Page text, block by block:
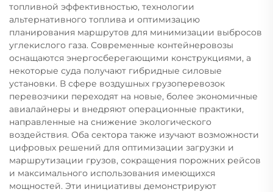
топливной эффективностью, технологии
альтернативного топлива и оптимизацию
планирования маршрутов для минимизации выбросов
углекислого газа. Современные контейнеровозы
оснащаются энергосберегающими конструкциями, а
некоторые суда получают гибридные силовые
установки. В сфере воздушных грузоперевозок
перевозчики переходят на новые, более экономичные
авиалайнеры и внедряют операционные практики,
направленные на снижение экологического
воздействия. Оба сектора также изучают возможности
цифровых решений для оптимизации загрузки и
маршрутизации грузов, сокращения порожних рейсов
и максимального использования имеющихся
мощностей. Эти инициативы демонстрируют